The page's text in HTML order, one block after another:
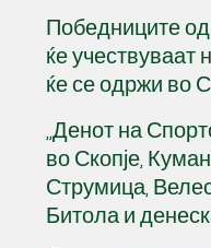
Победниците
ќе
ќе се одржи во
„Денот на
во Скопје,
Струмица,
Битола и